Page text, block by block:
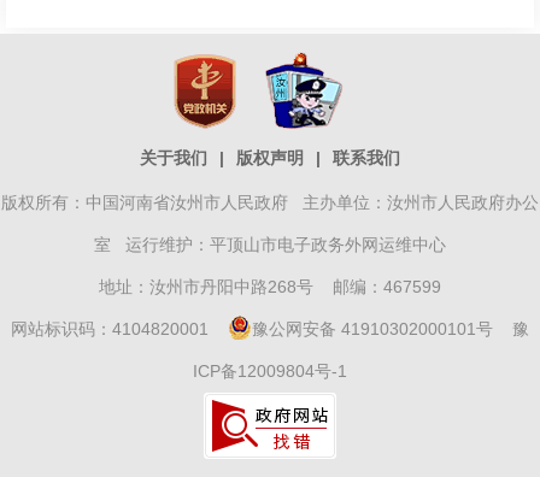
关于我们 | 版权声明 | 联系我们
版权所有：中国河南省汝州市人民政府 主办单位：汝州市人民政府办公
室 运行维护：平顶山市电子政务外网运维中心
地址：汝州市丹阳中路268号 邮编：467599
网站标识码：4104820001 豫公网安备 41910302000101号 豫
ICP备12009804号-1